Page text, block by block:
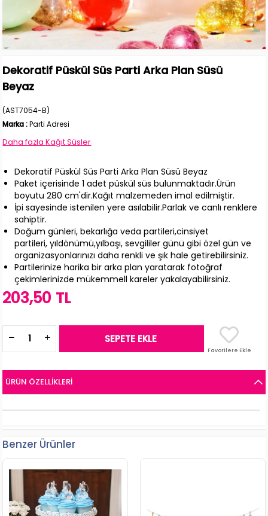
Dekoratif Püskül Süs Parti Arka Plan Süsü
Beyaz
(AST7054-B)
Marka : Parti Adresi
Daha fazlaKağıt Süsler
Dekoratif Püskül Süs Parti Arka Plan Süsü Beyaz
Paket içerisinde 1 adet püskül süs bulunmaktadır.Ürün
boyutu 280 cm'dir.Kağıt malzemeden imal edilmiştir.
İpi sayesinde istenilen yere asılabilir.Parlak ve canlı renklere
sahiptir.
Doğum günleri, bekarlığa veda partileri,cinsiyet
partileri, yıldönümü,yılbaşı, sevgililer günü gibi özel gün ve
organizasyonlarınızı daha renkli ve şık hale getirebilirsiniz.
Partilerinize harika bir arka plan yaratarak fotoğraf
çekimlerinizde mükemmell kareler yakalayabilirsiniz.
203,50 TL
Favorilere Ekle
ÜRÜN ÖZELLIKLERI
Benzer Ürünler